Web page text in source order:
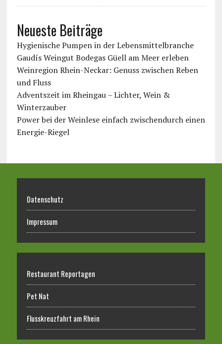
Neueste Beiträge
Hygienische Pumpen in der Lebensmittelbranche
Gaudís Weingut Bodegas Güell am Meer erleben
Weinregion Rhein-Neckar: Genuss zwischen Reben
und Fluss
Adventszeit im Rheingau – Lichter, Wein &
Winterzauber
Power bei der Weinlese einfach zwischendurch einen
Energie-Riegel
Datenschutz
Impressum
Restaurant Reportagen
Pet Nat
Flusskreuzfahrt am Rhein